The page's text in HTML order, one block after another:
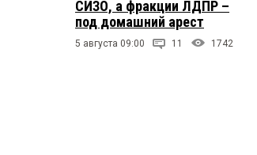
СИЗО, а фракции ЛДПР –
под домашний арест
5 августа 09:00 11 1742